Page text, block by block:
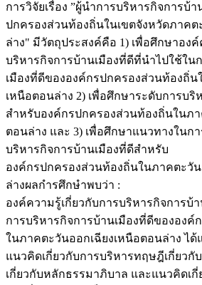
การวิจัยเรื่อง ”ผู้นำการบริหารกิจการบ้
ปกครองส่วนท้องถิ่นในเขตจังหวัดภาคต
ล่าง" มีวัตถุประสงค์คือ 1) เพื่อศึกษาองค์
บริหารกิจการบ้านเมืองที่ดีที่นำไปใช้ใน
เมืองที่ดีขององค์กรปกครองส่วนท้องถิ่น
เหนือตอนล่าง 2) เพื่อศึกษาระดับการบริ
สำหรับองค์กรปกครองส่วนท้องถิ่นในภา
ตอนล่าง และ 3) เพื่อศึกษาแนวทางในก
บริหารกิจการบ้านเมืองที่ดีสำหรับ
องค์กรปกครองส่วนท้องถิ่นในภาคตะวั
ล่างผลกำรศึกษำพบว่า :
องค์ความรู้เกี่ยวกับการบริหารกิจการบ้
การบริหารกิจการบ้านเมืองที่ดีขององค์
ในภาคตะวันออกเฉียงเหนือตอนล่าง ได้
แนวคิดเกี่ยวกับการบริหารทฤษฎีเกี่ยวกั
เกี่ยวกับหลักธรรมาภิบาล และแนวคิดเ